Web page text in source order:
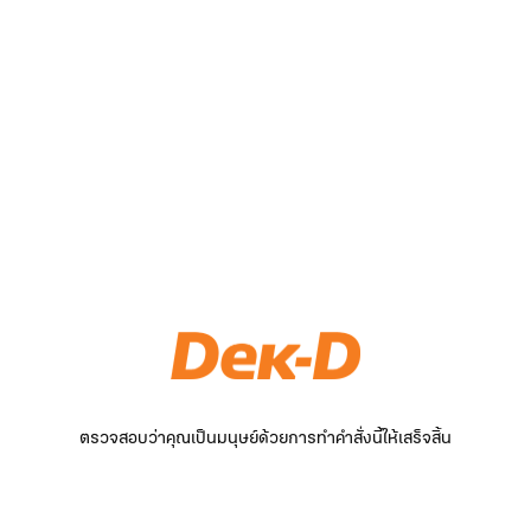
ตรวจสอบว่าคุณเป็นมนุษย์ด้วยการทำคำสั่งนี้ให้เสร็จสิ้น